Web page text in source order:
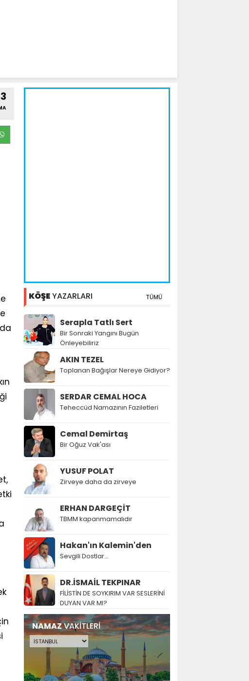
KÖŞEYAZARLARI TÜMÜ
Serapla Tatlı Sert
Bir Sonraki Yangını Bugün
Önleyebiliriz
AKIN TEZEL
Toplanan Bağışlar Nereye Gidiyor?
SERDAR CEMAL HOCA
Teheccüd Namazının Faziletleri
Cemal Demirtaş
Bir Oğuz Vak'ası
YUSUF POLAT
Zirveye daha da zirveye
ERHAN DARGEÇİT
TBMM kapanmamalıdır
Hakan'ın Kalemin'den
Sevgili Dostlar...
DR.İSMAİL TEKPINAR
FİLİSTİN DE SOYKIRIM VAR SESLERİNİ
DUYAN VAR MI?
NAMAZVAKİTLERİ